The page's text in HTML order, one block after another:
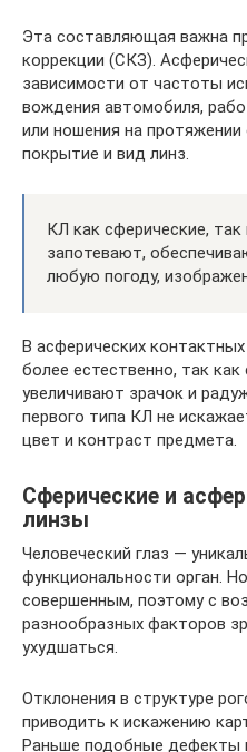
Эта составляющая важна
коррекции (СКЗ).
зависимости от частоты
вождения автомобиля,
или ношения на протяжении
покрытие и вид линз.
КЛ как сферические, так
запотевают,
любую погоду,
В асферических
более естественно, так
увеличивают зрачок и
первого типа КЛ не
цвет и контраст предмета.
Сферические и
линзы
Человеческий глаз —
функциональности орган.
совершенным, поэтому с
разнообразных факторов
ухудшаться.
Отклонения в структуре
приводить к искажению
Раньше подобные дефекты